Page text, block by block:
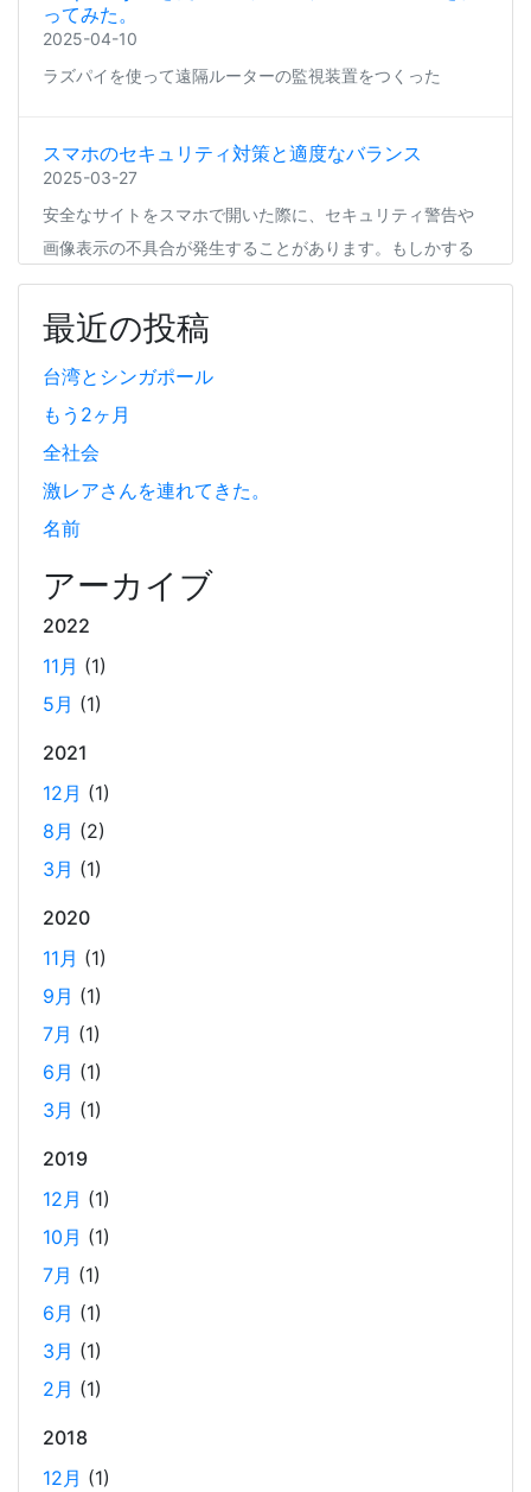
ってみた。
2025-04-10
ラズパイを使って遠隔ルーターの監視装置をつくった
スマホのセキュリティ対策と適度なバランス
2025-03-27
安全なサイトをスマホで開いた際に、セキュリティ警告や
画像表示の不具合が発生することがあります。もしかする
と、スマホの過度なセキュリティ対策が他のアプリの動作
に影響を与えているかもしれません。今回は、セキュリテ
ィ対策とその影響について簡単にご紹介します。
Coima + Rosetta 2 で、Apple Silicon 上で x86_64
の Docker イメージをビルドする (Docker desktop
2025-03-24
Docker Desktop を使わずに、Mac で x86 の Docker イメ
ージのビルドをする手順を書いています。Colima と
Rosetta2 を使って、クロスアーキテクチャーでビルドする
方法です。Lima, QEmu, nerdctl の実例も記載しています。
ビジネスワークに便利なSLACKのリマインド設定
についてご紹介します。 Slackでは、業務で決めたことや会
議の開始前にリマインダーを設定しておくと、とても便利
です。 忙しいと、いくらスケジュールを頭に入れていて
この機能が非常に役立つと思います。
Laravelを使って簡単にReactを開発できる環境を作
成する
2025-03-18
はPython（Django）＋React（TypeScript）で挫折した
が、今回は得意なPHP（Laravel）をバックエンドにするこ
とで、Reactの学習に集中できる環境を整える。 また、低
コストで構築し、トラブル時の原因特定を容易にすること
を目的としています。
ホーリンラブブックスのリニューアルした時の話
2025-03-17
弊社が運営しているECショップにBL専門サイトのホーリン
ラブブックスがあります。
最近の投稿
台湾とシンガポール
もう2ヶ月
全社会
激レアさんを連れてきた。
名前
アーカイブ
2022
11月 (1)
5月 (1)
2021
12月 (1)
8月 (2)
3月 (1)
2020
11月 (1)
9月 (1)
7月 (1)
6月 (1)
3月 (1)
2019
12月 (1)
10月 (1)
7月 (1)
6月 (1)
3月 (1)
2月 (1)
2018
12月 (1)